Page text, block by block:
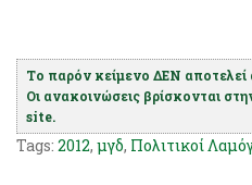
Το παρόν κείμενο ΔΕΝ
Οι ανακοινώσεις βρίσκονται
site.
Tags: 2012, μγδ, Πολιτικοί